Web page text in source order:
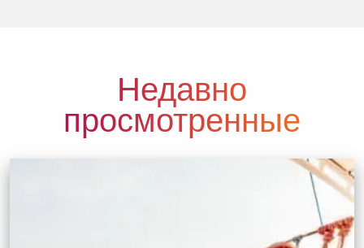
Недавно
просмотренные